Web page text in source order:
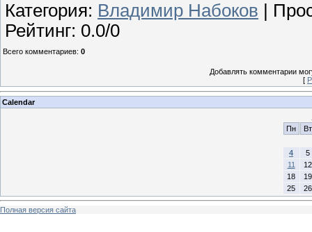
Категория: Владимир Набоков
Рейтинг: 0.0/0
Всего комментариев: 0
Добавлять комментарии
[
Calendar
Пн
Вт
4
5
11
12
18
19
25
26
Полная версия сайта